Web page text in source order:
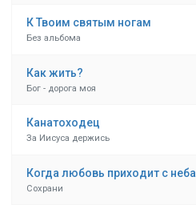
К Твоим святым ногам
Без альбома
Как жить?
Бог - дорога моя
Канатоходец
За Иисуса держись
Когда любовь приходит с неба
Сохрани